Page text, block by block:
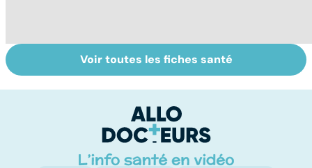
Narcolepsie : des
crises de
Bien dormir,
mais... sans
Voir toutes les fiches santé